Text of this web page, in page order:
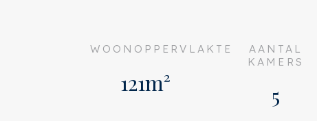
WOONOPPERVLAKTE
121m²
AANTAL
KAMERS
5